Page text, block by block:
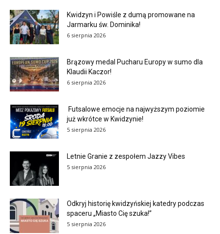
Kwidzyn i Powiśle z dumą promowane na
Jarmarku św. Dominika!
6 sierpnia 2026
Brązowy medal Pucharu Europy w sumo dla
Klaudii Kaczor!
6 sierpnia 2026
Futsalowe emocje na najwyższym poziomie
już wkrótce w Kwidzynie!
5 sierpnia 2026
Letnie Granie z zespołem Jazzy Vibes
5 sierpnia 2026
Odkryj historię kwidzyńskiej katedry podczas
spaceru „Miasto Cię szuka!”
5 sierpnia 2026